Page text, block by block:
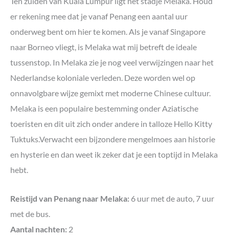
er rekening mee dat je vanaf Penang een aantal uur
onderweg bent om hier te komen. Als je vanaf Singapore
naar Borneo vliegt, is Melaka wat mij betreft de ideale
tussenstop. In Melaka zie je nog veel verwijzingen naar het
Nederlandse koloniale verleden. Deze worden wel op
onnavolgbare wijze gemixt met moderne Chinese cultuur.
Melaka is een populaire bestemming onder Aziatische
toeristen en dit uit zich onder andere in talloze Hello Kitty
Tuktuks.Verwacht een bijzondere mengelmoes aan historie
en hysterie en dan weet ik zeker dat je een toptijd in Melaka
hebt.
Reistijd van Penang naar Melaka: 6 uur met de auto, 7 uur
met de bus.
Aantal nachten: 2